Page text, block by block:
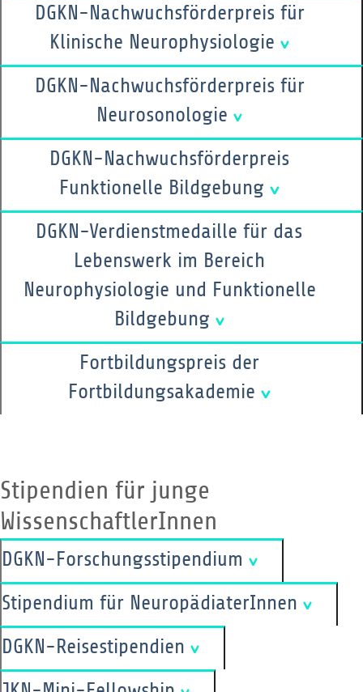
DGKN-Nachwuchsförderpreis für
Klinische Neurophysiologie
DGKN-Nachwuchsförderpreis für
Neurosonologie
DGKN-Nachwuchsförderpreis
Funktionelle Bildgebung
DGKN-Verdienstmedaille für das
Lebenswerk im Bereich
Neurophysiologie und Funktionelle
Bildgebung
Fortbildungspreis der
Fortbildungsakademie
Stipendien für junge
WissenschaftlerInnen
DGKN-Forschungsstipendium
Stipendium für NeuropädiaterInnen
DGKN-Reisestipendien